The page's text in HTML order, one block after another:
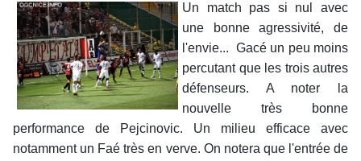
Un match pas si nul avec
une bonne agressivité, de
l'envie... Gacé un peu moins
percutant que les trois autres
défenseurs. A noter la
nouvelle très bonne
performance de Pejcinovic. Un milieu efficace avec
notamment un Faé très en verve. On notera que l'entrée de